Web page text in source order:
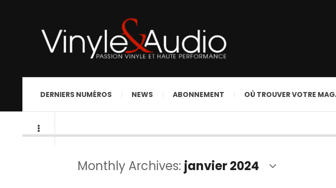
DERNIERS NUMÉROS NEWS ABONNEMENT OÙ TROUVER VOTRE
Monthly Archives: janvier 2024